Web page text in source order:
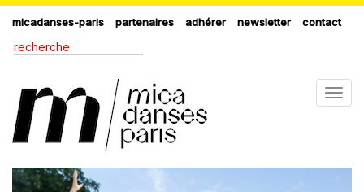
micadanses-paris partenaires adhérer newsletter contact